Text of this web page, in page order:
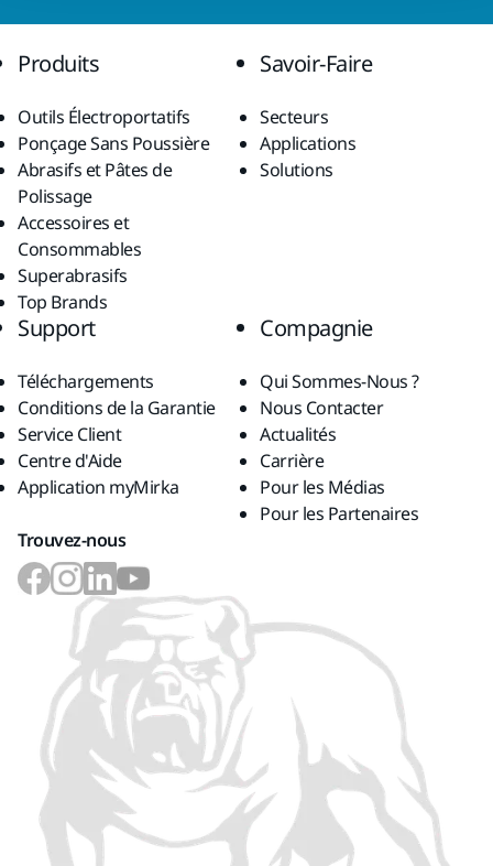
Produits
Outils Électroportatifs
Ponçage Sans Poussière
Abrasifs et Pâtes de
Polissage
Accessoires et
Consommables
Superabrasifs
Top Brands
Savoir-Faire
Secteurs
Applications
Solutions
Support
Téléchargements
Conditions de la Garantie
Service Client
Centre d'Aide
Application myMirka
Compagnie
Qui Sommes-Nous ?
Nous Contacter
Actualités
Carrière
Pour les Médias
Pour les Partenaires
Trouvez-nous